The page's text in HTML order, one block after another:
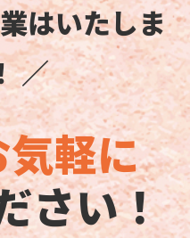
はいたしま
／
軽に
さい！